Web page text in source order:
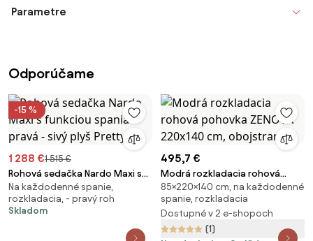
Parametre
Odporúčame
-15 %
1 288 €1 515 €
Rohová sedačka Nardo Maxi s
funkciou spania pravá - sivý
plyš Pretty 17
Na každodenné spanie,
rozkladacia, - pravý roh
Skladom
495,7 €
Modrá rozkladacia rohová
pohovka ZENOVA 220x140 cm,
obojstranná
85×220×140 cm, na každodenné
spanie, rozkladacia
Dostupné v 2 e-shopoch
(1)